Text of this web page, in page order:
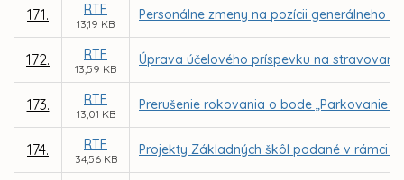
171. RTF
13,19 KB
Personálne zmeny na pozícii generálneho
172. RTF
13,59 KB
Úprava účelového príspevku na
173. RTF
13,01 KB
Prerušenie rokovania o bode „Parkovanie
174. RTF
34,56 KB
Projekty Základných škôl podané v rámci